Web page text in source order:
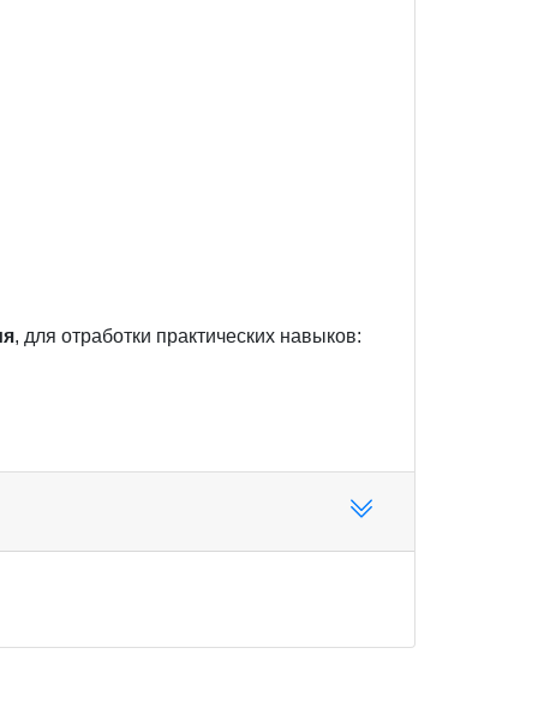
, для отработки практических навыков: